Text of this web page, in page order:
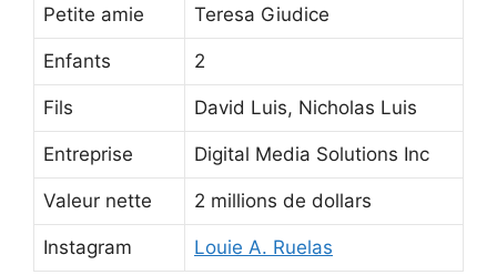
Petite amie Teresa Giudice
Enfants 2
Fils David Luis, Nicholas Luis
Entreprise Digital Media Solutions Inc
Valeur nette 2 millions de dollars
Instagram Louie A. Ruelas